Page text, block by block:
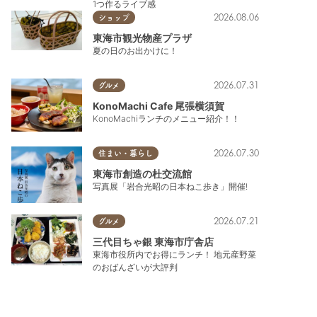
1つ作るライブ感
ショップ 2026.08.06
東海市観光物産プラザ
夏の日のお出かけに！
グルメ 2026.07.31
KonoMachi Cafe 尾張横須賀
KonoMachiランチのメニュー紹介！！
住まい・暮らし 2026.07.30
東海市創造の杜交流館
写真展「岩合光昭の日本ねこ歩き」開催!
グルメ 2026.07.21
三代目ちゃ銀 東海市庁舎店
東海市役所内でお得にランチ！ 地元産野菜
のおばんざいが大評判